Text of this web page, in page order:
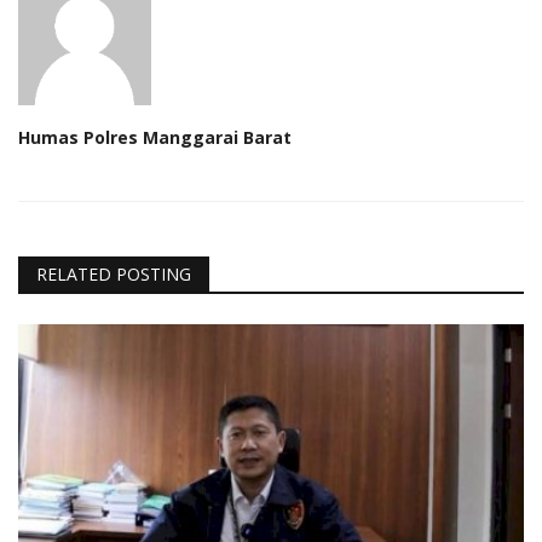
Humas Polres Manggarai Barat
RELATED POSTING